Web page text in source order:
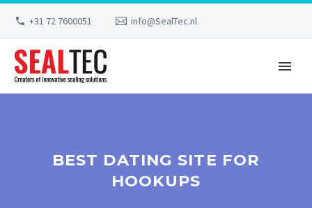
+31 72 7600051 info@SealTec.nl
BEST DATING SITE FOR
HOOKUPS